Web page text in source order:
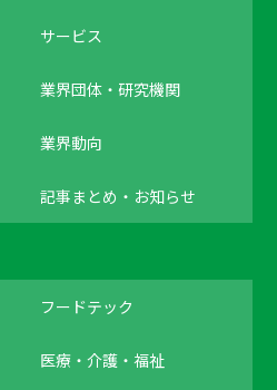
サービス
業界団体・研究機関
業界動向
記事まとめ・お知らせ
フードテック
医療・介護・福祉